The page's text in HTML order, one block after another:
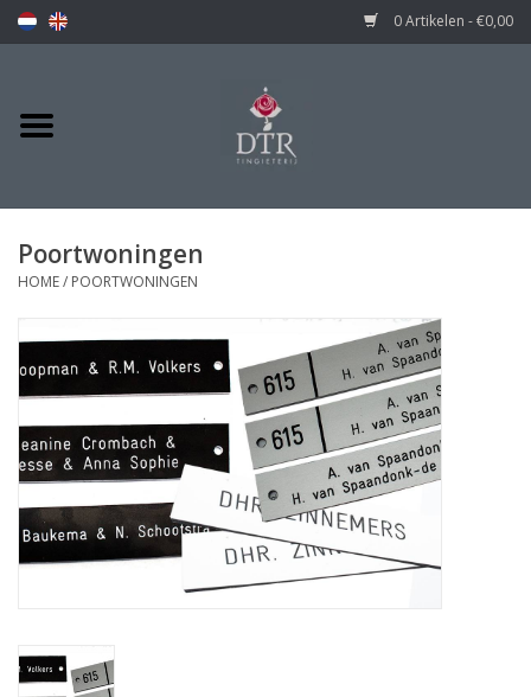
0 Artikelen - €0,00
Poortwoningen
HOME/ POORTWONINGEN